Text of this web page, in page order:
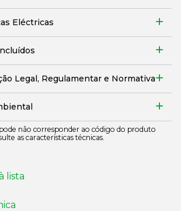
Eléctricas
Legal, Regulamentar e Normativa
não corresponder ao código do produto
as características técnicas.
lista